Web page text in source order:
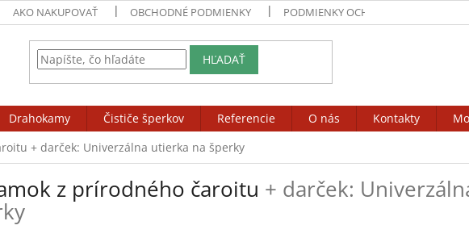
AKO NAKUPOVAŤ OBCHODNÉ PODMIENKY PODMIENKY OCHRANY OSOBNÝCH
HĽADAŤ
Drahokamy Čističe šperkov Referencie O nás Kontakty
+ darček: Univerzálna utierka na šperky
z prírodného čaroitu + darček: